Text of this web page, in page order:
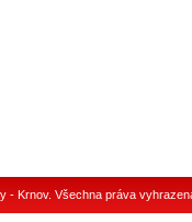
- Krnov. Všechna práva